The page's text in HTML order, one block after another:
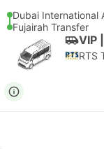
Dubai International
Fujairah Transfer
VIP
RTS